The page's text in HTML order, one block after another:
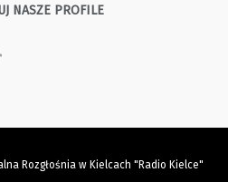
NASZE PROFILE
Rozgłośnia w Kielcach "Radio Kielce"